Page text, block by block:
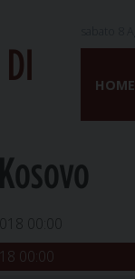
HOME
00:00
00:00